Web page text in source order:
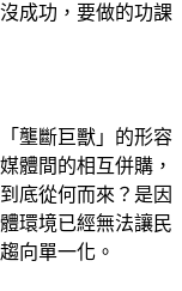
成功，要做的功課
壟斷巨獸」的形容
體間的相互併購，
底從何而來？是因
環境已經無法讓民
向單一化。